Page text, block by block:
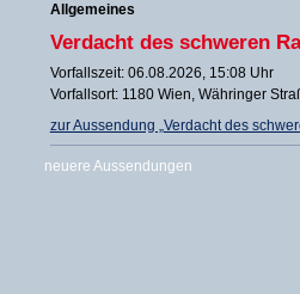
Allgemeines
Verdacht des schweren
Vorfallszeit: 06.08.2026, 15:08 Uhr
Vorfallsort: 1180 Wien, Währinger
zur Aussendung „Verdacht des
neuere Aussendungen